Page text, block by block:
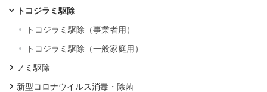
トコジラミ駆除
トコジラミ駆除（事業者用）
トコジラミ駆除（一般家庭用）
ノミ駆除
新型コロナウイルス消毒・除菌